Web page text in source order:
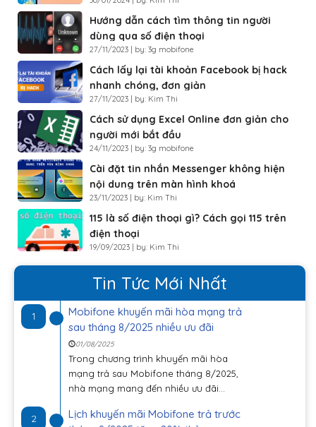
Hướng dẫn cách tìm thông tin người
dùng qua số điện thoại
27/11/2023 | by: 3g mobifone
Cách lấy lại tài khoản Facebook bị hack
nhanh chóng, đơn giản
27/11/2023 | by: Kim Thi
Cách sử dụng Excel Online đơn giản cho
người mới bắt đầu
24/11/2023 | by: 3g mobifone
Cài đặt tin nhắn Messenger không hiện
nội dung trên màn hình khoá
23/11/2023 | by: Kim Thi
115 là số điện thoại gì? Cách gọi 115 trên
điện thoại
19/09/2023 | by: Kim Thi
Tin Tức Mới Nhất
1
Mobifone khuyến mãi hòa mạng trả
sau tháng 8/2025 nhiều ưu đãi
01/08/2025
Trong chương trình khuyến mãi hòa
mạng trả sau Mobifone tháng 8/2025,
nhà mạng mang đến nhiều ưu đãi...
2
Lịch khuyến mãi Mobifone trả trước